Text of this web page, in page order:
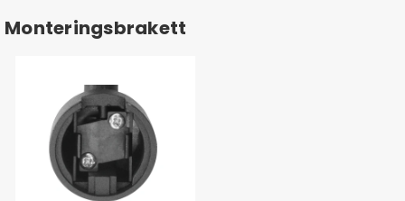
Monteringsbrakett